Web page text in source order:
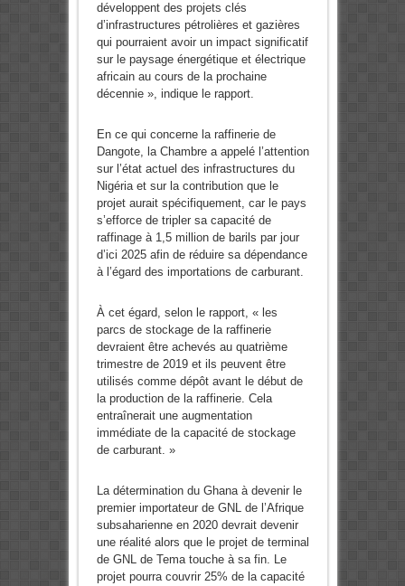
développent des projets clés
d’infrastructures pétrolières et gazières
qui pourraient avoir un impact significatif
sur le paysage énergétique et électrique
africain au cours de la prochaine
décennie », indique le rapport.
En ce qui concerne la raffinerie de
Dangote, la Chambre a appelé l’attention
sur l’état actuel des infrastructures du
Nigéria et sur la contribution que le
projet aurait spécifiquement, car le pays
s’efforce de tripler sa capacité de
raffinage à 1,5 million de barils par jour
d’ici 2025 afin de réduire sa dépendance
à l’égard des importations de carburant.
À cet égard, selon le rapport, « les
parcs de stockage de la raffinerie
devraient être achevés au quatrième
trimestre de 2019 et ils peuvent être
utilisés comme dépôt avant le début de
la production de la raffinerie. Cela
entraînerait une augmentation
immédiate de la capacité de stockage
de carburant. »
La détermination du Ghana à devenir le
premier importateur de GNL de l’Afrique
subsaharienne en 2020 devrait devenir
une réalité alors que le projet de terminal
de GNL de Tema touche à sa fin. Le
projet pourra couvrir 25% de la capacité